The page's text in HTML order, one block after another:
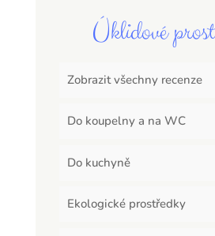
Úklidové
Zobrazit všechny recenze
Do koupelny a na WC
Do kuchyně
Ekologické prostředky